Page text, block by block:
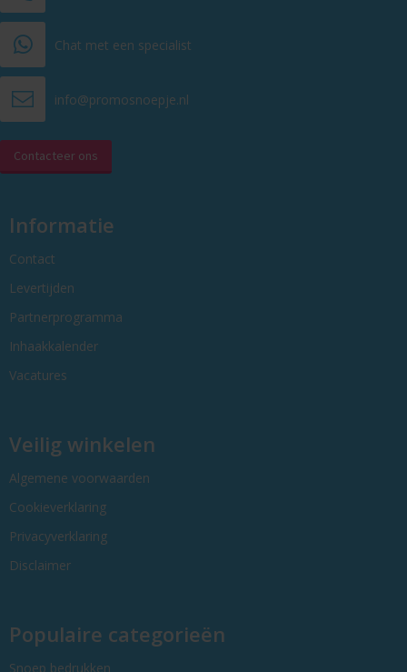
Chat met een specialist
info@promosnoepje.nl
Contacteer ons
Informatie
Contact
Levertijden
Partnerprogramma
Inhaakkalender
Vacatures
Veilig winkelen
Algemene voorwaarden
Cookieverklaring
Privacyverklaring
Disclaimer
Populaire categorieën
Snoep bedrukken